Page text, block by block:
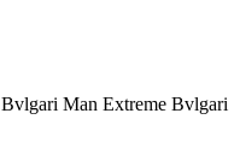
Bvlgari Man Extreme Bvlgari